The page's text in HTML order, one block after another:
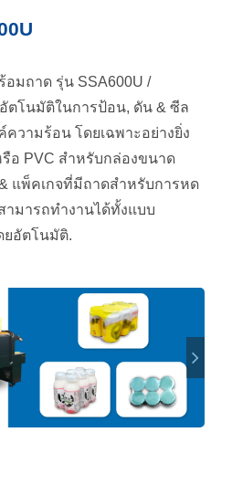
มถาด รุ่น SSA600U /
ตโนมัติในการป้อน, ดัน & ซีล
วามร้อน โดยเฉพาะอย่างยิ่ง
อ PVC สำหรับกล่องขนาด
แพ็คเกจที่มีถาดสำหรับการหด
ามารถทำงานได้ทั้งแบบ
อัตโนมัติ.